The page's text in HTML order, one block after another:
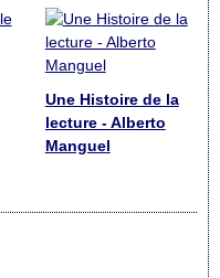
Une Histoire de la
lecture - Alberto
Manguel